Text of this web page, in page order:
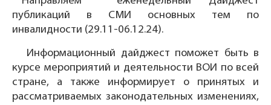
публикаций в СМИ основных тем по
инвалидности (29.11-06.12.24).
Информационный дайджест поможет быть в
курсе мероприятий и деятельности ВОИ по всей
стране, а также информирует о принятых и
рассматриваемых законодательных изменениях,